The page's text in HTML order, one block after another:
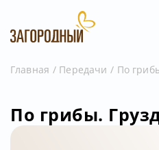
Главная Передачи По
По грибы.